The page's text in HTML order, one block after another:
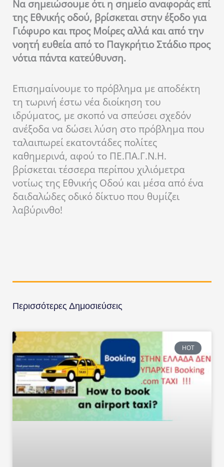
Να σημειώσουμε ότι η σημείο αναφοράς επί
της Εθνικής οδού, βρίσκεται στην έξοδο για
Γιόφυρο και προς Μοίρες αλλά και από την
νοητή ευθεία από το Παγκρήτιο Στάδιο προς
νότια πάντα κατεύθυνση.
Επισημαίνουμε το πρόβλημα με αποδέκτη
τη τωρινή έστω νέα διοίκηση του
ιδρύματος, με σκοπό να σπεύσει σχεδόν
ανέξοδα να δώσει λύση στο πρόβλημα που
ταλαιπωρεί εκατοντάδες πολίτες
καθημερινά, αφού το ΠΕ.ΠΑ.Γ.Ν.Η.
βρίσκεται τέσσερα περίπου χιλιόμετρα
νοτίως της Εθνικής Οδού και μέσα από ένα
δαιδαλώδες οδικό δίκτυο που θυμίζει
λαβύρινθο!
Περισσότερες Δημοσιεύσεις
HOT